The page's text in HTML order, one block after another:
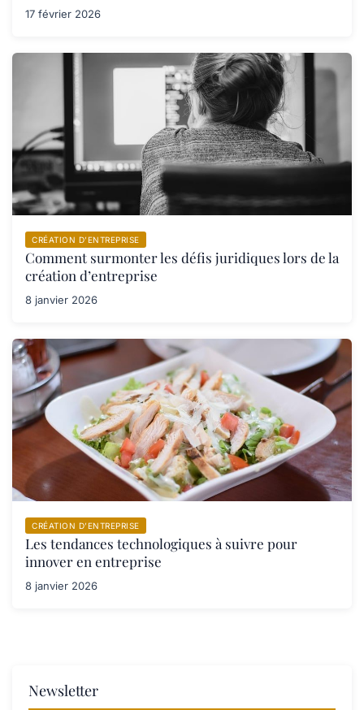
17 février 2026
CRÉATION D’ENTREPRISE
Comment surmonter les défis juridiques lors de la
création d’entreprise
8 janvier 2026
CRÉATION D’ENTREPRISE
Les tendances technologiques à suivre pour
innover en entreprise
8 janvier 2026
Newsletter